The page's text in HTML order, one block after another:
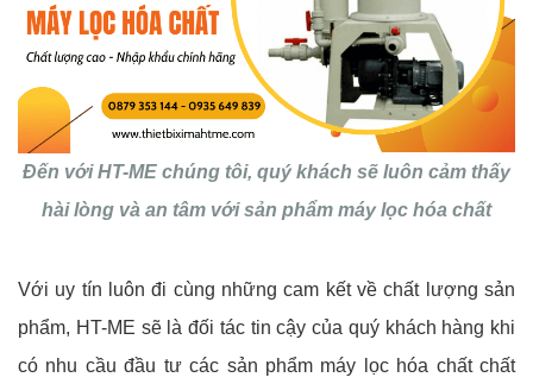
Đến với HT-ME chúng tôi, quý khách sẽ luôn cảm thấy
hài lòng và an tâm với sản phẩm máy lọc hóa chất
Với uy tín luôn đi cùng những cam kết về chất lượng sản
phẩm, HT-ME sẽ là đối tác tin cậy của quý khách hàng khi
có nhu cầu đầu tư các sản phẩm máy lọc hóa chất chất